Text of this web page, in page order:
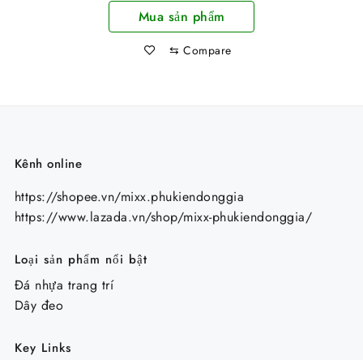
SD-17 Cực Hay
Mua sản phẩm
⇆ Compare
Kênh online
https://shopee.vn/mixx.phukiendonggia
https://www.lazada.vn/shop/mixx-phukiendonggia/
Loại sản phẩm nổi bật
Đá nhựa trang trí
Dây đeo
Key Links